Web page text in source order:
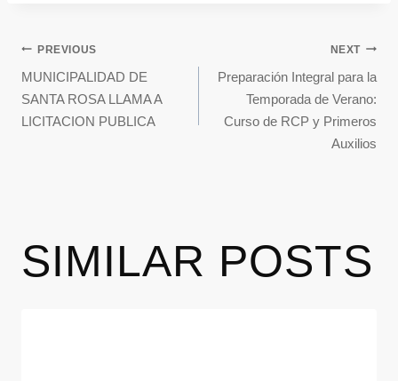
PREVIOUS
MUNICIPALIDAD DE
SANTA ROSA LLAMA A
LICITACION PUBLICA
NEXT
Preparación Integral para la
Temporada de Verano:
Curso de RCP y Primeros
Auxilios
SIMILAR POSTS